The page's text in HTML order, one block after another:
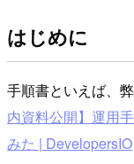
はじめに
手順書といえば、
内資料公開】運用
みた | DevelopersIO